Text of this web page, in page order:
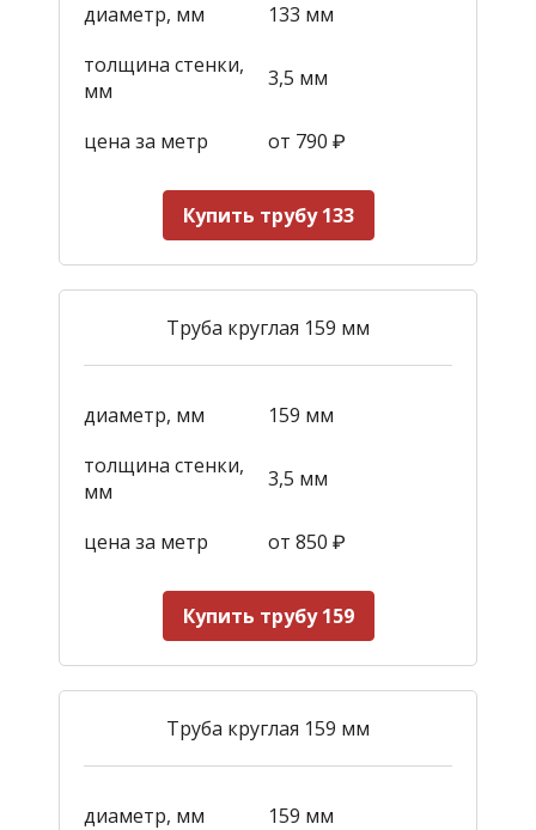
диаметр, мм
133 мм
толщина стенки,
мм
3,5 мм
цена за метр от 790 ₽
Купить трубу 133
Труба круглая 159 мм
диаметр, мм
159 мм
толщина стенки,
мм
3,5 мм
цена за метр от 850 ₽
Купить трубу 159
Труба круглая 159 мм
диаметр, мм
159 мм